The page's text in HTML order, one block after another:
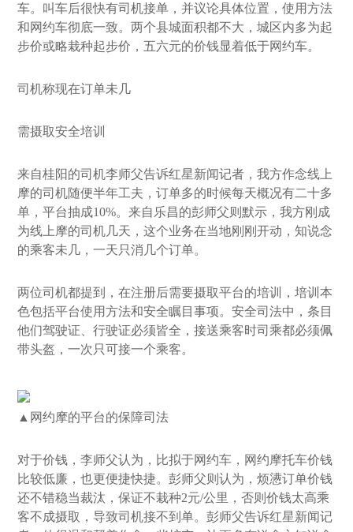
车。叫车后很快有司机接单，并议论具体位置，使用方法
和网约车彻底一致。两个县城面积都不大，城区内多为起
步价或略栽种起步价，五六元的价钱显着低于网约车。
司机称现在订单未几
需摄取安全培训
来自桂阳的司机李师父告诉红星新闻记者，我方作念线上
摩的司机随便半年工夫，订单多的时候每天概况有二十多
单，平台抽成10%。来自乐昌的彭师父则默示，我方刚成
为线上摩的司机几天，这个业务在当地刚刚开动，知说念
的乘客未几，一天只消几个订单。
两位司机都提到，在注册后需要摄取平台的培训，培训本
色包括平台使用方法和安全瞩目事项。安全司法中，条目
他们驾驶证、行驶证必须皆全，接送乘客时司乘都必须佩
带头盔，一次只可接一个乘客。
▲网约摩的平台的保障司法
对于价钱，李师父认为，比拟于网约车，网约摩托车价钱
比较低廉，也更便捷快捷。彭师父则认为，烦懑订单价钱
还不错稳当裁汰，保证不栽种2元/公里，否则价钱太高乘
客不成摄取，导致司机接不到单。彭师父告诉红星新闻记